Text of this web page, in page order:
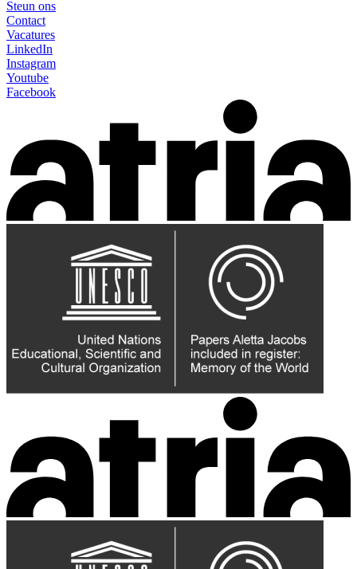
Steun ons
Contact
Vacatures
LinkedIn
Instagram
Youtube
Facebook